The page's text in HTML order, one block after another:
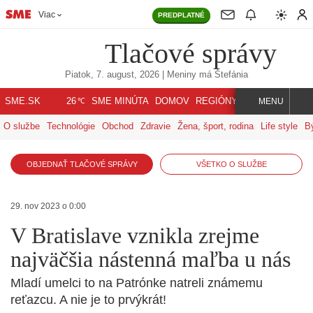
Viac PREDPLATNÉ
Tlačové správy
Piatok, 7. august, 2026 | Meniny má Štefánia
SME.SK 26℃ SME MINÚTA DOMOV REGIÓNY INDEX SVET
MENU
O službe Technológie Obchod Zdravie Žena, šport, rodina Life style
OBJEDNAŤ TLAČOVÉ SPRÁVY VŠETKO O SLUŽBE
29. nov 2023 o 0:00
V Bratislave vznikla zrejme
najväčšia nástenná maľba u nás
Mladí umelci to na Patrónke natreli známemu
reťazcu. A nie je to prvýkrát!